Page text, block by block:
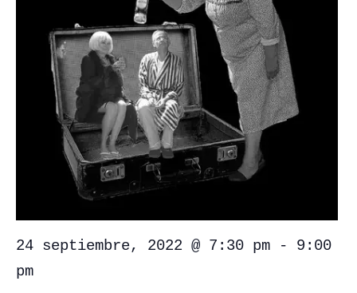
24 septiembre, 2022 @ 7:30 pm- 9:00
pm